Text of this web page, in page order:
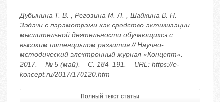
Дубынина Т. В. , Рогозина М. Л. , Шайкина В. Н.
Задачи с параметрами как средство активизации
мыслительной деятельности обучающихся с
высоким потенциалом развития // Научно-
методический электронный журнал «Концепт». –
2017. – № 5 (май). – С. 184–191. – URL: https://e-
koncept.ru/2017/170120.htm
Полный текст статьи